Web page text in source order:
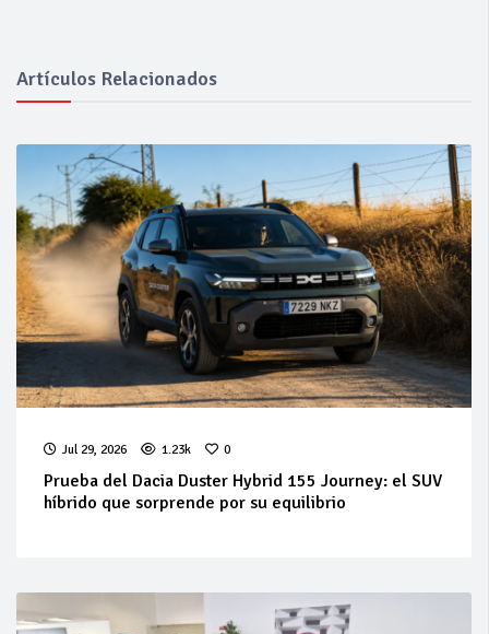
Artículos Relacionados
Jul 29, 2026 1.23k 0
Prueba del Dacia Duster Hybrid 155 Journey: el SUV
híbrido que sorprende por su equilibrio